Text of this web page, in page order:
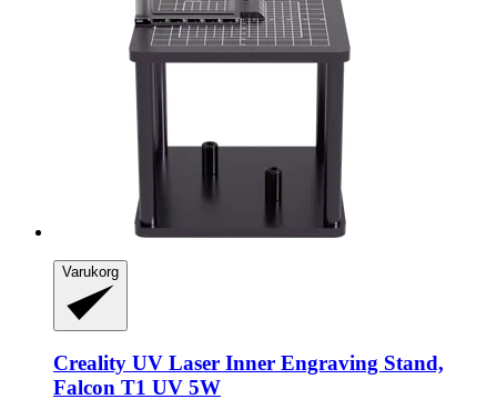
Varukorg
Creality UV Laser Inner Engraving Stand,
Falcon T1 UV 5W